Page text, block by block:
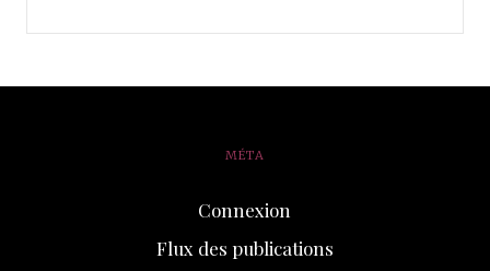
MÉTA
Connexion
Flux des publications